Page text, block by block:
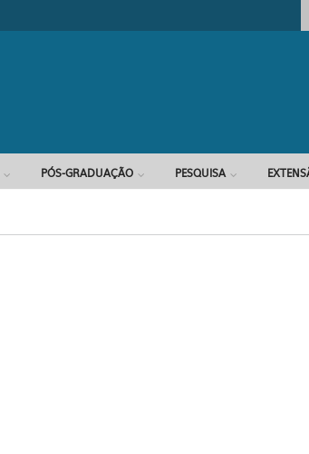
Formulário de busca
PÓS-GRADUAÇÃO PESQUISA